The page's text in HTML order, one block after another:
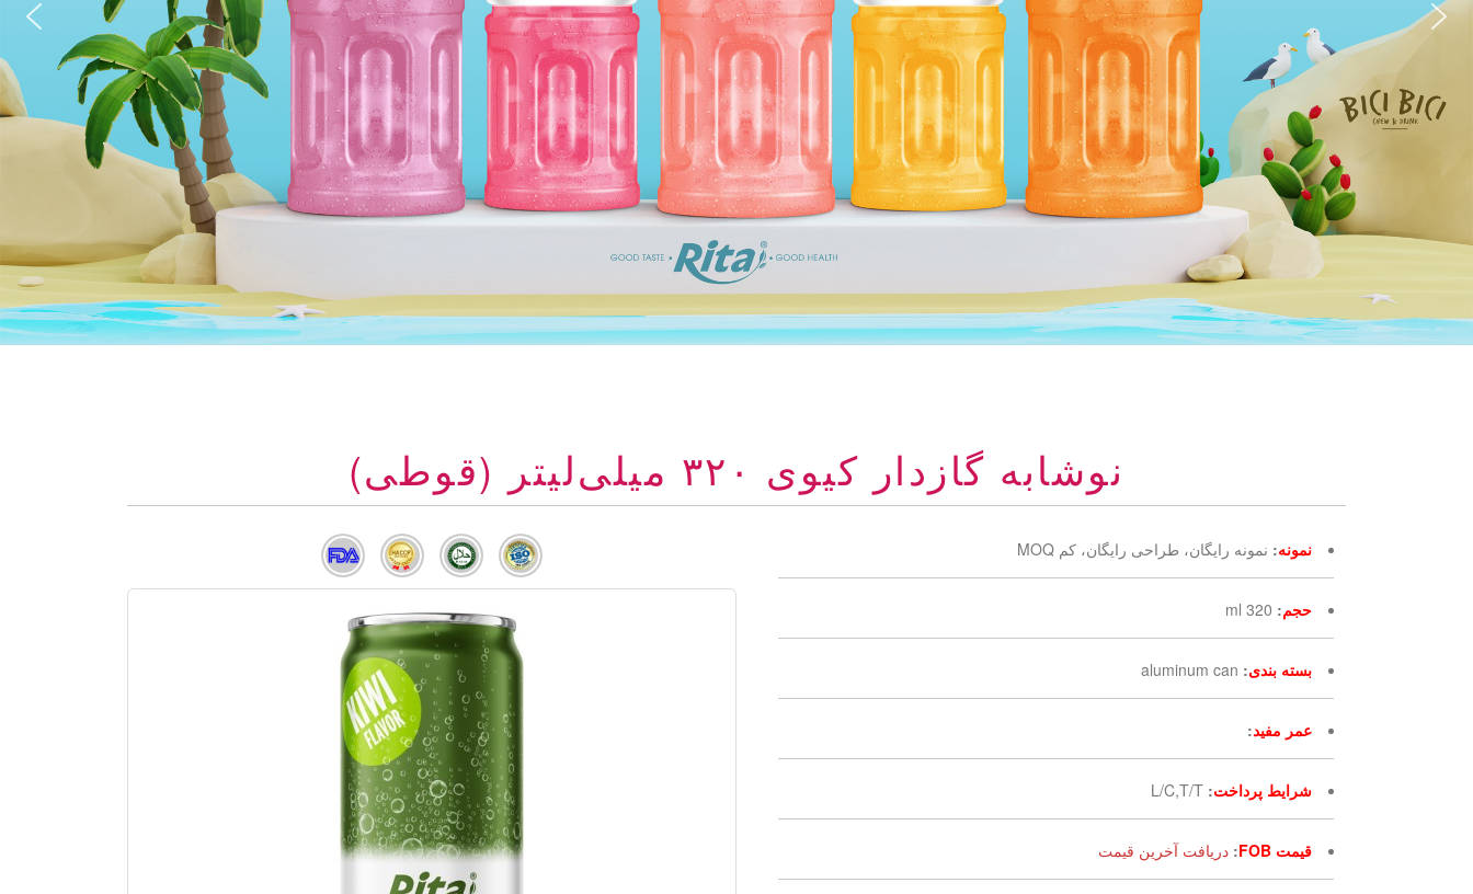
نوشابه گازدار کیوی ۳۲۰ میلی‌لیتر (قوطی)
نمونه: نمونه رایگان، طراحی رایگان، کم MOQ
حجم:
320 ml
بسته بندی:
aluminum can
عمر مفید:
شرایط پرداخت:
L/C,T/T
قیمت FOB : دریافت آخرین قیمت